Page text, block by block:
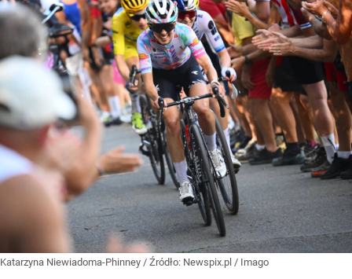
Katarzyna Niewiadoma-Phinney / Źródło: Newspix.pl / Imago